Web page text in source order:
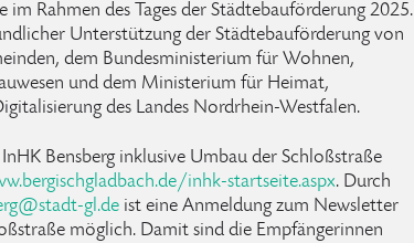
im Rahmen des Tages der Städtebauförderung 2025.
Unterstützung der Städtebauförderung von
dem Bundesministerium für Wohnen,
und dem Ministerium für Heimat,
des Landes Nordrhein-Westfalen.
Bensberg inklusive Umbau der Schloßstraße
inhk-startseite.aspx. Durch
@stadt-gl.de ist eine Anmeldung zum Newsletter
möglich. Damit sind die Empfängerinnen